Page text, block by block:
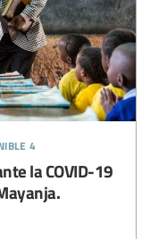
4
la COVID-19